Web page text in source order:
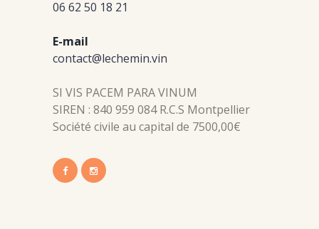
06 62 50 18 21
E-mail
contact@lechemin.vin
SI VIS PACEM PARA VINUM
SIREN : 840 959 084 R.C.S Montpellier
Société civile au capital de 7500,00€